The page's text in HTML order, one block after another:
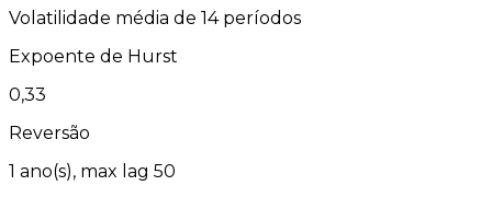
Volatilidade média de 14 períodos
Expoente de Hurst
0,33
Reversão
1 ano(s), max lag 50